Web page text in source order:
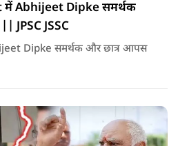
Abhijeet Dipke समर्थक
JPSC JSSC
Dipke समर्थक और छात्र आपस